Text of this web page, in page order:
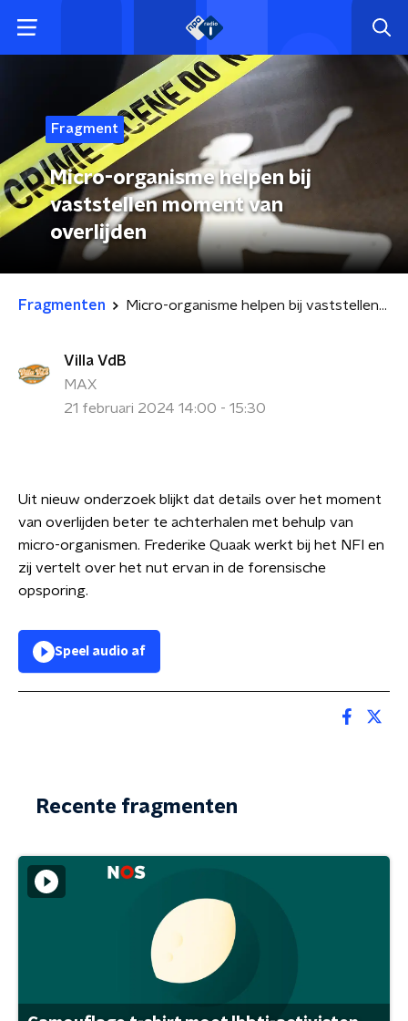
Fragment
Micro-organisme helpen bij
vaststellen moment van
overlijden
Fragmenten Micro-organisme helpen bij vaststellen moment van overlijden
Villa VdB
MAX
21 februari 2024 14:00 - 15:30
Uit nieuw onderzoek blijkt dat details over het moment
van overlijden beter te achterhalen met behulp van
micro-organismen. Frederike Quaak werkt bij het NFI en
zij vertelt over het nut ervan in de forensische
opsporing.
Speel audio af
Recente fragmenten